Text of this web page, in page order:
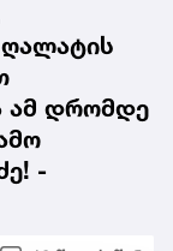
ამ დრომდე
-